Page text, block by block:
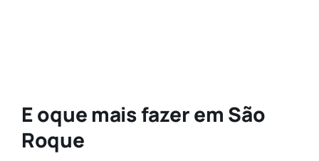
E oque mais fazer em São
Roque